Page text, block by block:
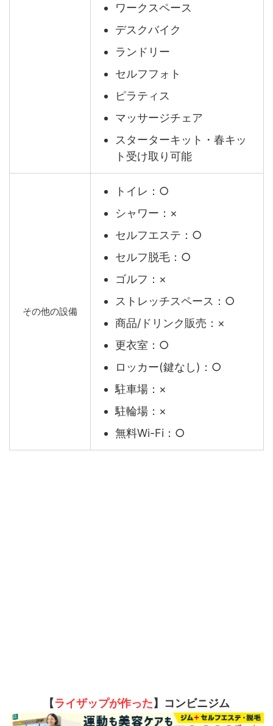
ワークスペース
デスクバイク
ランドリー
セルフフォト
ピラティス
マッサージチェア
スターターキット・春キッ
ト受け取り可能
その他の設備
トイレ：○
シャワー：×
セルフエステ：○
セルフ脱毛：○
ゴルフ：×
ストレッチスペース：○
商品/ドリンク販売：×
更衣室：○
ロッカー(鍵なし)：○
駐車場：×
駐輪場：×
無料Wi-Fi：○
【ライザップが作った】コンビニジム